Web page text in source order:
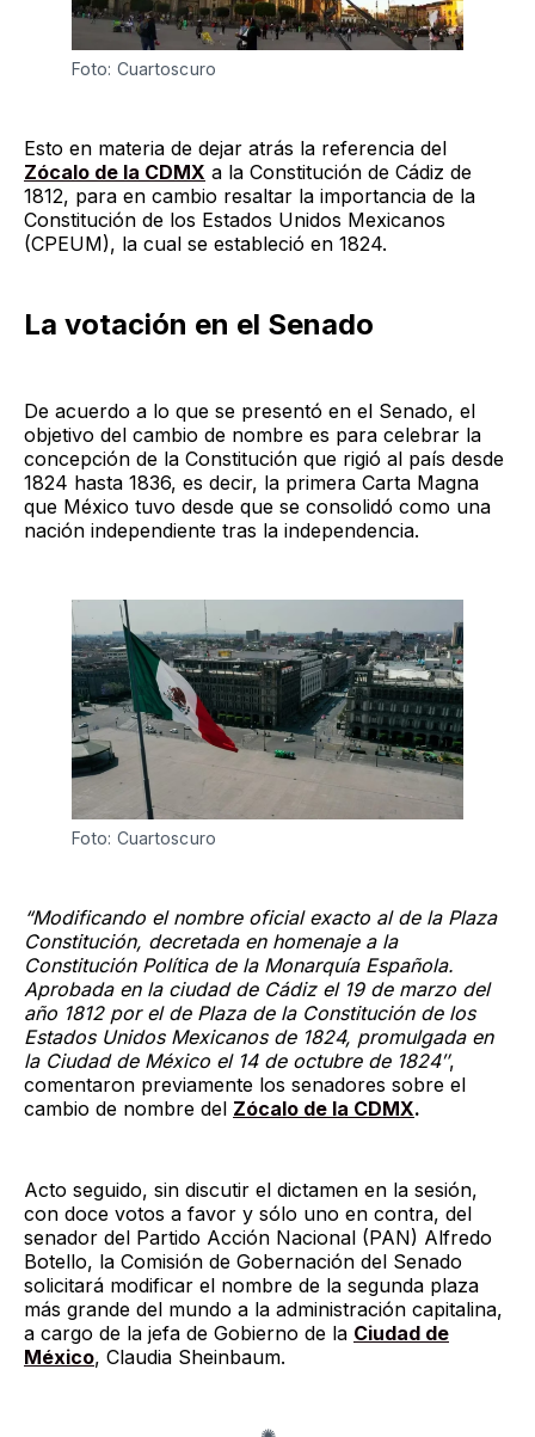
Foto: Cuartoscuro
Esto en materia de dejar atrás la referencia del
Zócalo de la CDMX a la Constitución de Cádiz de
1812, para en cambio resaltar la importancia de la
Constitución de los Estados Unidos Mexicanos
(CPEUM), la cual se estableció en 1824.
La votación en el Senado
De acuerdo a lo que se presentó en el Senado, el
objetivo del cambio de nombre es para celebrar la
concepción de la Constitución que rigió al país desde
1824 hasta 1836, es decir, la primera Carta Magna
que México tuvo desde que se consolidó como una
nación independiente tras la independencia.
Foto: Cuartoscuro
“Modificando el nombre oficial exacto al de la Plaza
Constitución, decretada en homenaje a la
Constitución Política de la Monarquía Española.
Aprobada en la ciudad de Cádiz el 19 de marzo del
año 1812 por el de Plaza de la Constitución de los
Estados Unidos Mexicanos de 1824, promulgada en
la Ciudad de México el 14 de octubre de 1824″,
comentaron previamente los senadores sobre el
cambio de nombre del Zócalo de la CDMX.
Acto seguido, sin discutir el dictamen en la sesión,
con doce votos a favor y sólo uno en contra, del
senador del Partido Acción Nacional (PAN) Alfredo
Botello, la Comisión de Gobernación del Senado
solicitará modificar el nombre de la segunda plaza
más grande del mundo a la administración capitalina,
a cargo de la jefa de Gobierno de la Ciudad de
México, Claudia Sheinbaum.